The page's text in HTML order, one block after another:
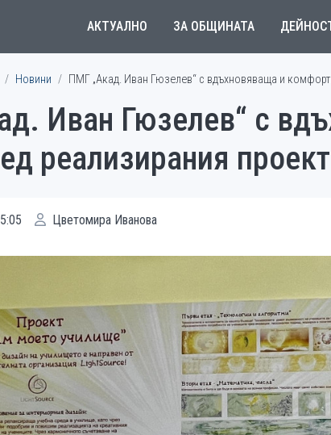
АКТУАЛНО ЗА ОБЩИНАТА
Новини ПМГ „Акад. Иван Гюзелев“ с вдъхновяваща и
Иван Гюзелев“ с
реализирания
Цветомира Иванова